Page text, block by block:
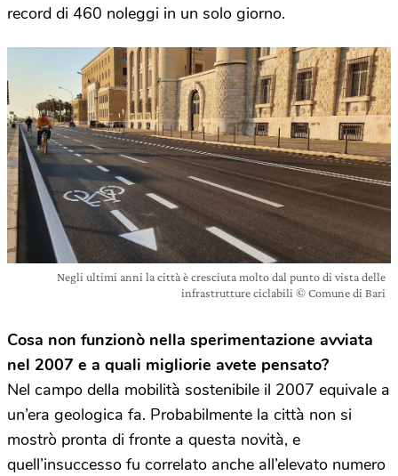
record di 460 noleggi in un solo giorno.
Negli ultimi anni la città è cresciuta molto dal punto di vista delle
infrastrutture ciclabili © Comune di Bari
Cosa non funzionò nella sperimentazione avviata
nel 2007 e a quali migliorie avete pensato?
Nel campo della mobilità sostenibile il 2007 equivale a
un’era geologica fa. Probabilmente la città non si
mostrò pronta di fronte a questa novità, e
quell’insuccesso fu correlato anche all’elevato numero